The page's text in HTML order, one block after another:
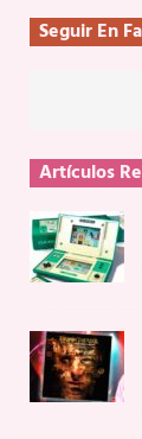
Seguir En
Artículos